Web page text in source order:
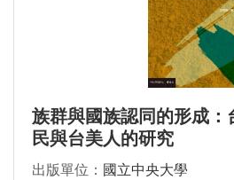
族群與國族認同的形成：
民與台美人的研究
出版單位： 國立中央大學